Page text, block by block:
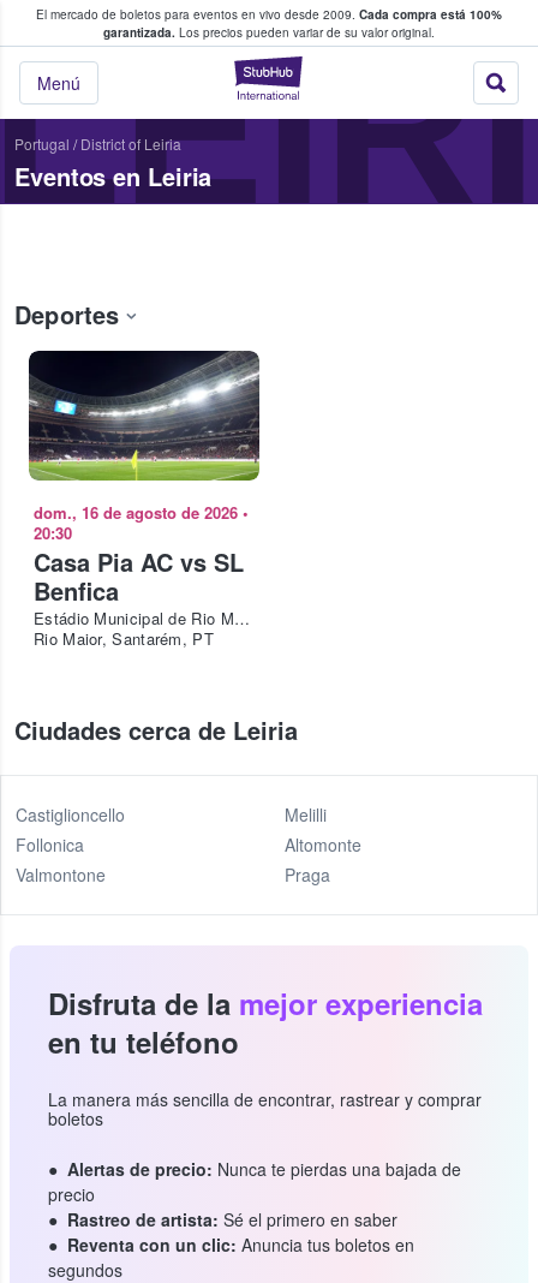
El mercado de boletos para eventos en vivo desde 2009. Cada compra está 100%
garantizada. Los precios pueden variar de su valor original.
StubHub: donde
Menú
fans compran y venden boletos
Portugal / District of Leiria
Eventos en Leiria
Deportes
dom., 16 de agosto de 2026 •
20:30
Casa Pia AC vs SL
Benfica
Estádio Municipal de Rio Maior
Rio Maior, Santarém, PT
Ciudades cerca de Leiria
Castiglioncello
Follonica
Valmontone
Melilli
Altomonte
Praga
Disfruta de la mejor experiencia
en tu teléfono
La manera más sencilla de encontrar, rastrear y comprar
boletos
Alertas de precio: Nunca te pierdas una bajada de
precio
Rastreo de artista: Sé el primero en saber
Reventa con un clic: Anuncia tus boletos en
segundos